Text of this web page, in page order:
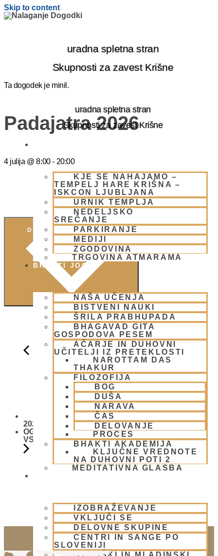
Skip to content
uradna spletna stran
Skupnosti za zavest Krišne
uradna spletna stran
Skupnosti za zavest Krišne
KJE SE NAHAJAMO –
TEMPELJ HARE KRIŠNA –
ISKCON LJUBLJANA
URNIK TEMPLJA
NEDELJSKO
SREČANJE
PARKIRANJE
MEDIJI
ZGODOVINA
TRGOVINA ATMARAMA
BHAKTI JOGA
NAŠA UČENJA
BISTVENI NAUKI
ŠRILA PRABHUPADA
BHAGAVAD GITA
GOSPODOVA PESEM
AČARJE IN DUHOVNI
UČITELJI IZ PRETEKLOSTI
NAROTTAM DAS
THAKUR
FILOZOFIJA
BOG
DUŠA
NARAVA
ČAS
DELOVANJE
PROCES
BHAKTI AKADEMIJA
KLJUČNE VREDNOTE
NA DUHOVNI POTI 2
MEDITATIVNA GLASBA
IZOBRAŽEVANJE
VKLJUČI SE
DELOVNE SKUPINE
CENTRI IN SANGE PO
SLOVENIJI
Ta dogodek je minil.
Padajatra 2026
4 julija @8:00 - 20:00
DODAJ V KOLEDAR
2026
OGNJENO ŽRTVOVANJE - NARASIMHA JAGJA -
VSAKO SOBOTO